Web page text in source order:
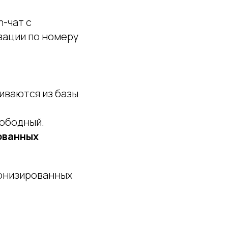
чат с
по номеру
из базы